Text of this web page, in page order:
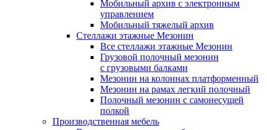
Мобильный архив с электронным
управлением
Мобильный тяжелый архив
Стеллажи этажные Мезонин
Все стеллажи этажные Мезонин
Грузовой полочный мезонин
с грузовыми балками
Мезонин на колоннах платформенный
Мезонин на рамах легкий полочный
Полочный мезонин с самонесущей
полкой
Производственная мебель